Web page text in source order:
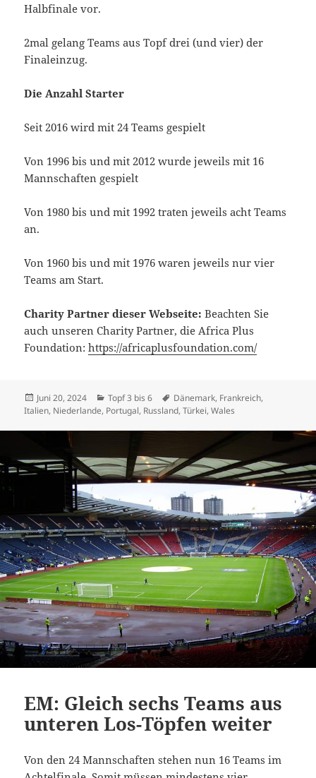
Halbfinale vor.
2mal gelang Teams aus Topf drei (und vier) der
Finaleinzug.
Die Anzahl Starter
Seit 2016 wird mit 24 Teams gespielt
Von 1996 bis und mit 2012 wurde jeweils mit 16
Mannschaften gespielt
Von 1980 bis und mit 1992 traten jeweils acht Teams
an.
Von 1960 bis und mit 1976 waren jeweils nur vier
Teams am Start.
Charity Partner dieser Webseite:Beachten Sie
auch unseren Charity Partner, die Africa Plus
Foundation:https://africaplusfoundation.com/
Veröffentlicht
am
Juni 20, 2024 Kategorien
Topf 3 bis 6 Schlagwörter
Dänemark, Frankreich,
Italien, Niederlande, Portugal, Russland,Türkei,Wales
EM: Gleich sechs Teams aus
unteren Los-Töpfen weiter
Von den 24 Mannschaften stehen nun 16 Teams im